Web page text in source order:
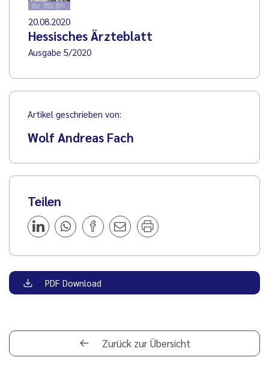
20.08.2020
Hessisches Ärzteblatt
Ausgabe 5/2020
Artikel geschrieben von:
Wolf Andreas Fach
Teilen
PDF Download
Zurück zur Übersicht